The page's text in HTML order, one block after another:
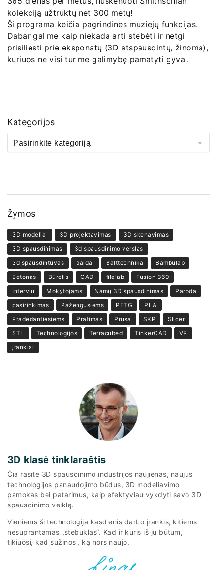
kolekciją užtruktų net 300 metų!
Ši programa keičia pagrindines muziejų funkcijas.
Dabar galime kaip niekada arti stebėti ir netgi
prisiliesti prie eksponatų (3D atspausdintų, žinoma),
kuriuos ne visi turime galimybę pamatyti gyvai.
Kategorijos
Žymos
3D modeliai 3D projektavimas
3D skenavimas
3D spausdinimas
3d spausdinimo verslas
3d spausdintuvas
baldai Balttechnika
Bambulab
Betonas
Būrelis CAD filalab
Fusion 360
Interviu
Mokytojams Namų 3D spausdinimas
Paroda
pasirinkimas
Pažengusiems PETG
PLA
Pradedantiesiems
Pratimas Prusa SKP
Slicer
STL
Technologijos Terracubed TinkerCAD
VR
įrankiai
3D klasė tinklaraštis
Čia rasite 3D spausdinimo industrijos naujienas, naujus
technologijos panaudojimo būdus, 3D modeliavimo
pamokas bei patarimus, kaip efektyviau vykdyti savo 3D
spausdinimo veiklą.
Vieniems ši technologija kasdienis darbo įrankis, kitiems
nesuprantamas „stebuklas“. Kad ir kuris iš jų būtum,
tikiuosi, kad sužinosi, ką nors naujo.